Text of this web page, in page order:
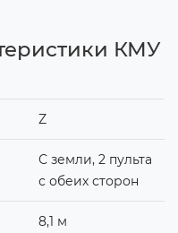
КМУ
Z
С земли, 2 пульта
с обеих сторон
8,1 м